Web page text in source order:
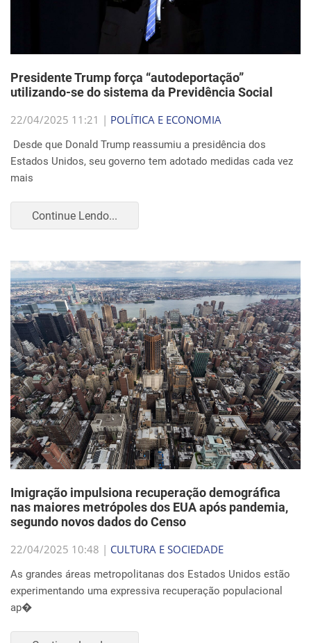
Presidente Trump força “autodeportação”
utilizando-se do sistema da Previdência Social
22/04/2025 11:21 | POLÍTICA E ECONOMIA
Desde que Donald Trump reassumiu a presidência dos
Estados Unidos, seu governo tem adotado medidas cada vez
mais
Continue Lendo...
Imigração impulsiona recuperação demográfica
nas maiores metrópoles dos EUA após pandemia,
segundo novos dados do Censo
22/04/2025 10:48 | CULTURA E SOCIEDADE
As grandes áreas metropolitanas dos Estados Unidos estão
experimentando uma expressiva recuperação populacional
ap�